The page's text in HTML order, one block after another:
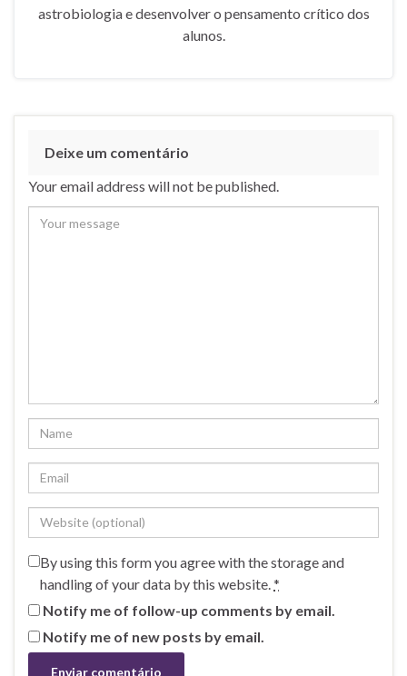
astrobiologia e desenvolver o pensamento crítico dos
alunos.
Deixe um comentário
Your email address will not be published.
By using this form you agree with the storage and
handling of your data by this website. *
Notify me of follow-up comments by email.
Notify me of new posts by email.